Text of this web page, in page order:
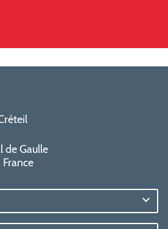
de Gaulle